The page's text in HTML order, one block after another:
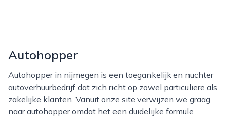
Autohopper
Autohopper in nijmegen is een toegankelijk en nuchter
autoverhuurbedrijf dat zich richt op zowel particuliere als
zakelijke klanten. Vanuit onze site verwijzen we graag
naar autohopper omdat het een duidelijke formule